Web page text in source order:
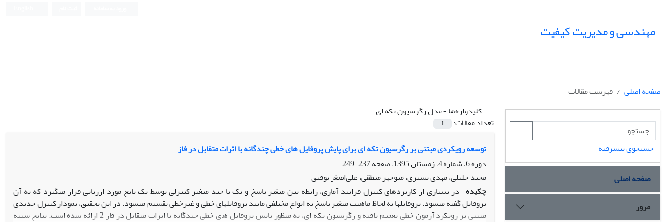
مهندسی و مدیریت کیفیت
صفحه اصلی
فهرست مقالات
کلیدواژه‌ها =مدل رگرسیون تکه ای
تعداد مقالات:
1
توسعه رویکردی مبتنی بر رگرسیون تکه ای برای پایش پروفایل های خطی چندگانه با اثرات متقابل در فاز
دوره 6، شماره 4، زمستان 1395، صفحه
237-249
مجید جلیلی، مهدی بشیری، منوچهر منطقی، علی‌اصغر توفیق
چکیده در بسیاری از کاربردهای کنترل فرایند آماری، رابطه بین متغیر پاسخ و یک یا چند متغیر کنترلی توسط یک تابع مورد ارزیابی قرار می­­گیرد که به آن
پروفایل گفته می­شود. پروفایل­ها به لحاظ ماهیت متغیر پاسخ به انواع مختلفی مانند پروفایل­های خطی و غیرخطی تقسیم می­شود. در این تحقیق، نمودار کنترل جدیدی
مبتنی بر رویکرد آزمون خطی تعمیم یافته و رگرسیون تکه ای، به منظور پایش پروفایل های خطی چندگانه با اثرات متقابل در فاز 2 ارائه شده است. نتایج شبیه
جستجوی پیشرفته
صفحه اصلی
مرور